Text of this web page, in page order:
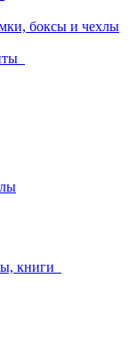
боксы и чехлы
книги